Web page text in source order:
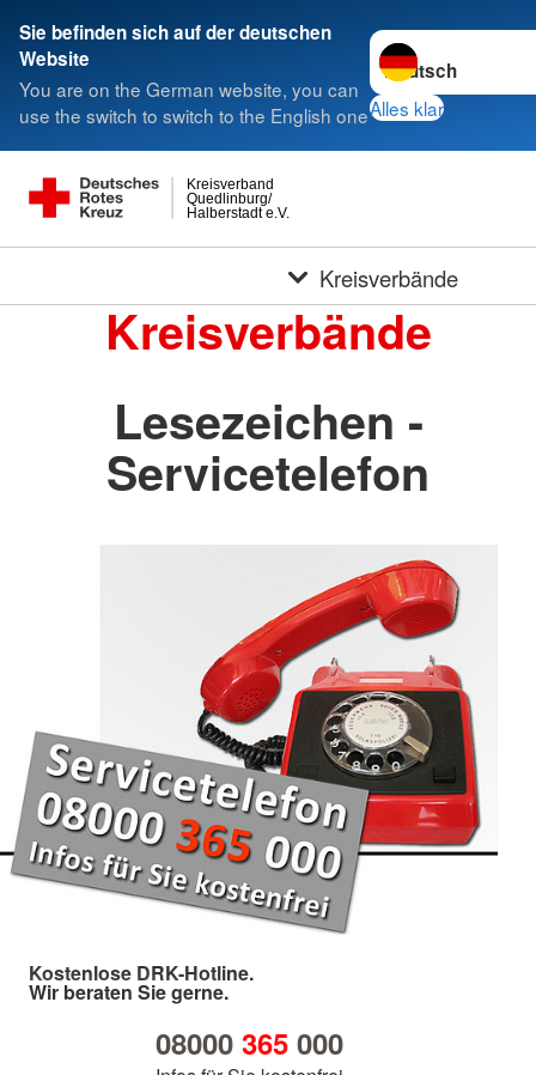
Sie befinden sich auf der deutschen
Website
You are on the German website, you can
use the switch to switch to the English one
Sprache wechseln
Alles klar
Halberstadt e.V.
Quedlinburg/
Kreisverband
Kreisverbände
Kreisverbände
Lesezeichen -
Servicetelefon
Kostenlose DRK-Hotline.
Wir beraten Sie gerne.
08000 365000